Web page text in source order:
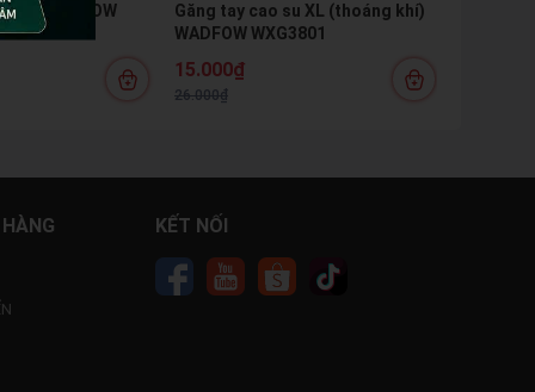
XL WADFOW
Găng tay cao su XL (thoáng khí)
WADFOW WXG3801
15.000₫
26.000₫
KẾT NỐI